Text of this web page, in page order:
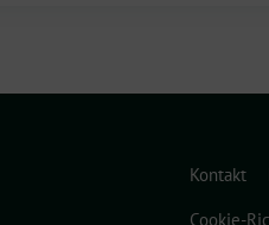
Kontakt
Cookie-